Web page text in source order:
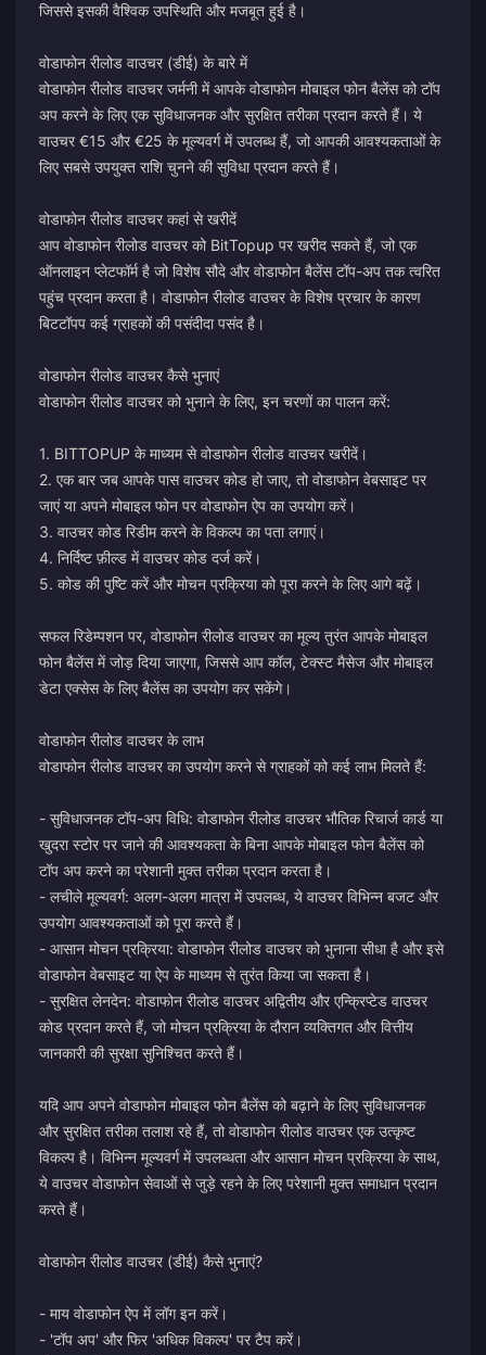
जिससे इसकी वैश्विक उपस्थिति और मजबूत हुई है।
वोडाफोन रीलोड वाउचर (डीई) के बारे में
वोडाफोन रीलोड वाउचर जर्मनी में आपके वोडाफोन मोबाइल फोन बैलेंस को टॉप
अप करने के लिए एक सुविधाजनक और सुरक्षित तरीका प्रदान करते हैं। ये
वाउचर €15 और €25 के मूल्यवर्ग में उपलब्ध हैं, जो आपकी आवश्यकताओं के
लिए सबसे उपयुक्त राशि चुनने की सुविधा प्रदान करते हैं।
वोडाफोन रीलोड वाउचर कहां से खरीदें
आप वोडाफोन रीलोड वाउचर को BitTopup पर खरीद सकते हैं, जो एक
ऑनलाइन प्लेटफॉर्म है जो विशेष सौदे और वोडाफोन बैलेंस टॉप-अप तक त्वरित
पहुंच प्रदान करता है। वोडाफोन रीलोड वाउचर के विशेष प्रचार के कारण
बिटटॉपप कई ग्राहकों की पसंदीदा पसंद है।
वोडाफोन रीलोड वाउचर कैसे भुनाएं
वोडाफोन रीलोड वाउचर को भुनाने के लिए, इन चरणों का पालन करें:
1. BITTOPUP के माध्यम से वोडाफोन रीलोड वाउचर खरीदें।
2. एक बार जब आपके पास वाउचर कोड हो जाए, तो वोडाफोन वेबसाइट पर
जाएं या अपने मोबाइल फोन पर वोडाफोन ऐप का उपयोग करें।
3. वाउचर कोड रिडीम करने के विकल्प का पता लगाएं।
4. निर्दिष्ट फ़ील्ड में वाउचर कोड दर्ज करें।
5. कोड की पुष्टि करें और मोचन प्रक्रिया को पूरा करने के लिए आगे बढ़ें।
सफल रिडेम्पशन पर, वोडाफोन रीलोड वाउचर का मूल्य तुरंत आपके मोबाइल
फोन बैलेंस में जोड़ दिया जाएगा, जिससे आप कॉल, टेक्स्ट मैसेज और मोबाइल
डेटा एक्सेस के लिए बैलेंस का उपयोग कर सकेंगे।
वोडाफोन रीलोड वाउचर के लाभ
वोडाफोन रीलोड वाउचर का उपयोग करने से ग्राहकों को कई लाभ मिलते हैं:
- सुविधाजनक टॉप-अप विधि: वोडाफोन रीलोड वाउचर भौतिक रिचार्ज कार्ड या
खुदरा स्टोर पर जाने की आवश्यकता के बिना आपके मोबाइल फोन बैलेंस को
टॉप अप करने का परेशानी मुक्त तरीका प्रदान करता है।
- लचीले मूल्यवर्ग: अलग-अलग मात्रा में उपलब्ध, ये वाउचर विभिन्न बजट और
उपयोग आवश्यकताओं को पूरा करते हैं।
- आसान मोचन प्रक्रिया: वोडाफोन रीलोड वाउचर को भुनाना सीधा है और इसे
वोडाफोन वेबसाइट या ऐप के माध्यम से तुरंत किया जा सकता है।
- सुरक्षित लेनदेन: वोडाफोन रीलोड वाउचर अद्वितीय और एन्क्रिप्टेड वाउचर
कोड प्रदान करते हैं, जो मोचन प्रक्रिया के दौरान व्यक्तिगत और वित्तीय
जानकारी की सुरक्षा सुनिश्चित करते हैं।
यदि आप अपने वोडाफोन मोबाइल फोन बैलेंस को बढ़ाने के लिए सुविधाजनक
और सुरक्षित तरीका तलाश रहे हैं, तो वोडाफोन रीलोड वाउचर एक उत्कृष्ट
विकल्प है। विभिन्न मूल्यवर्ग में उपलब्धता और आसान मोचन प्रक्रिया के साथ,
ये वाउचर वोडाफोन सेवाओं से जुड़े रहने के लिए परेशानी मुक्त समाधान प्रदान
करते हैं।
वोडाफोन रीलोड वाउचर (डीई) कैसे भुनाएं?
- माय वोडाफोन ऐप में लॉग इन करें।
- 'टॉप अप' और फिर 'अधिक विकल्प' पर टैप करें।